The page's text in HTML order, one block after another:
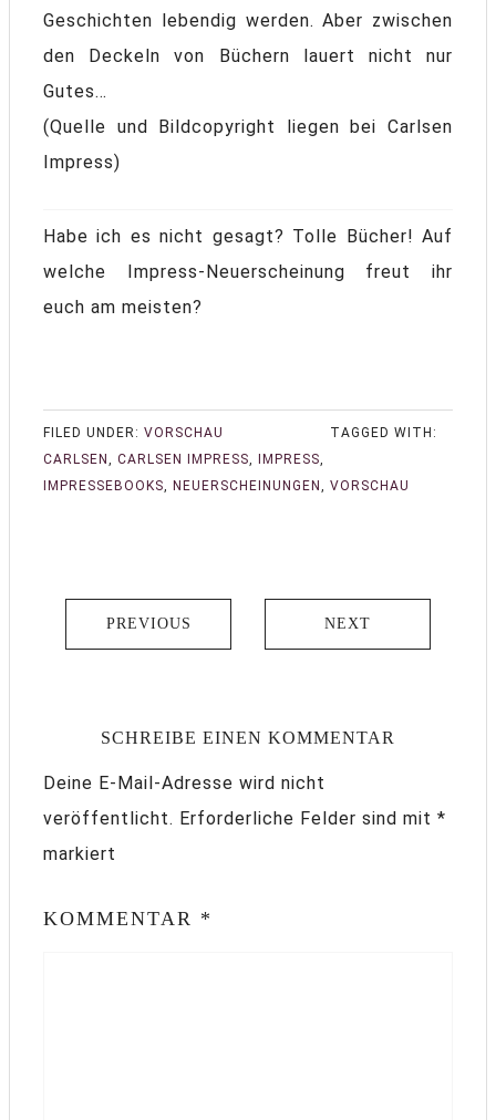
Geschichten lebendig werden. Aber zwischen
den Deckeln von Büchern lauert nicht nur
Gutes…
(Quelle und Bildcopyright liegen bei Carlsen
Impress)
Habe ich es nicht gesagt? Tolle Bücher! Auf
welche Impress-Neuerscheinung freut ihr
euch am meisten?
FILED UNDER: VORSCHAU
TAGGED WITH:
CARLSEN , CARLSEN IMPRESS, IMPRESS,
IMPRESSEBOOKS, NEUERSCHEINUNGEN , VORSCHAU
PREVIOUS NEXT
SCHREIBE EINEN KOMMENTAR
Deine E-Mail-Adresse wird nicht
veröffentlicht. Erforderliche Felder sind mit *
markiert
KOMMENTAR *